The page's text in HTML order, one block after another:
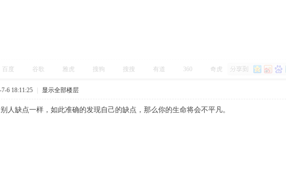
百度 谷歌 雅虎 搜狗 搜搜 有道 360 奇虎
6 18:11:25 显示全部楼层
人缺点一样，如此准确的发现自己的缺点，那么你的生命将会不平凡。